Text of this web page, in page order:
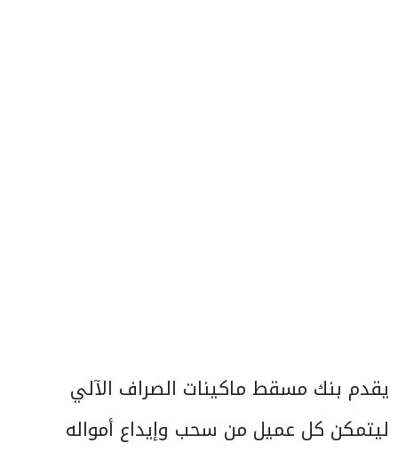
يقدم بنك مسقط ماكينات الصراف الآلي
ليتمكن كل عميل من سحب وإيداع أمواله